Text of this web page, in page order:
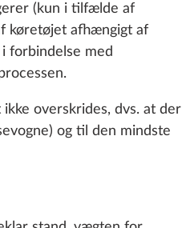
(kun i tilfælde af
køretøjet afhængigt af
forbindelse med
overskrides, dvs. at der
og til den mindste